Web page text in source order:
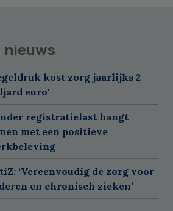
nieuws
kost zorg jaarlijks 2
euro'
registratielast hangt
met een positieve
‘Vereenvoudig de zorg voor
en chronisch zieken’